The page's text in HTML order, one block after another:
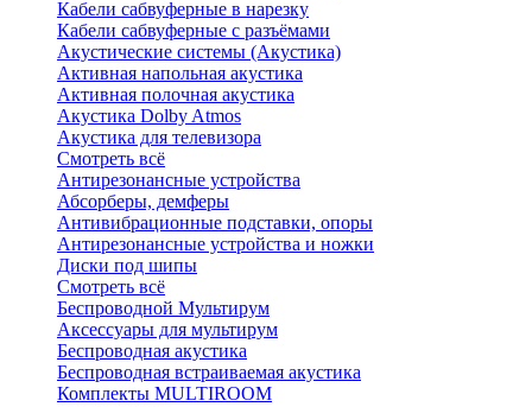
Кабели сабвуферные в нарезку
Кабели сабвуферные с разъёмами
Акустические системы (Акустика)
Активная напольная акустика
Активная полочная акустика
Акустика Dolby Atmos
Акустика для телевизора
Смотреть всё
Антирезонансные устройства
Абсорберы, демферы
Антивибрационные подставки, опоры
Антирезонансные устройства и ножки
Диски под шипы
Смотреть всё
Беспроводной Мультирум
Аксессуары для мультирум
Беспроводная акустика
Беспроводная встраиваемая акустика
Комплекты MULTIROOM